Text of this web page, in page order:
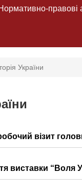
правові
України
візит
виставки “Воля